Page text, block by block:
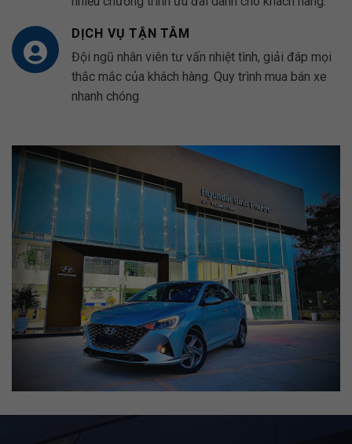
DỊCH VỤ TẬN TÂM
Đội ngũ nhân viên tư vấn nhiệt tình, giải đáp mọi
thắc mắc của khách hàng. Quy trình mua bán xe
nhanh chóng